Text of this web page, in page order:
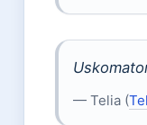
— Telia (